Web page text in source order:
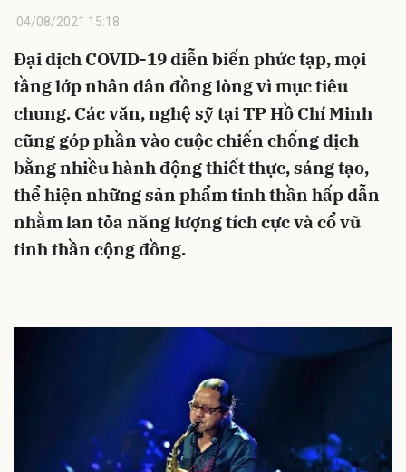
04/08/2021 15:18
Đại dịch COVID-19 diễn biến phức tạp, mọi
tầng lớp nhân dân đồng lòng vì mục tiêu
chung. Các văn, nghệ sỹ tại TP Hồ Chí Minh
cũng góp phần vào cuộc chiến chống dịch
bằng nhiều hành động thiết thực, sáng tạo,
thể hiện những sản phẩm tinh thần hấp dẫn
nhằm lan tỏa năng lượng tích cực và cổ vũ
tinh thần cộng đồng.